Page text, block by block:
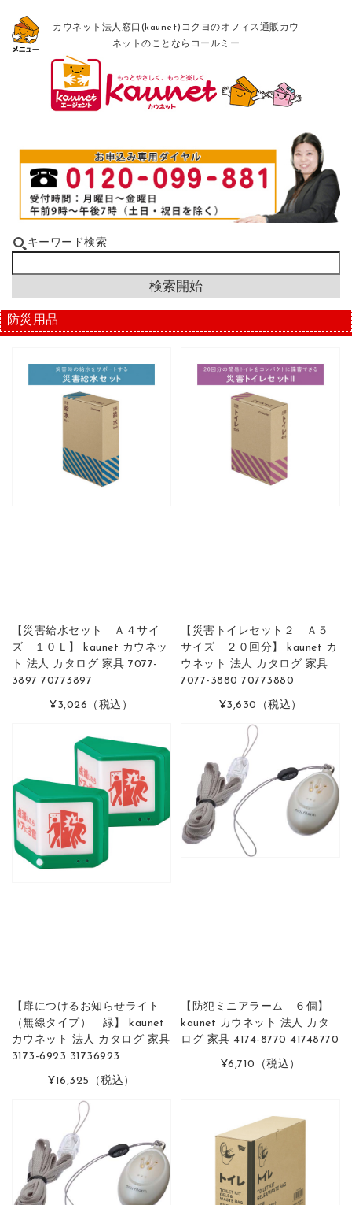
カウネット法人窓口(kaunet)コクヨのオフィス通販カウ
ネットのことならコールミー
キーワード検索
防災用品
【災害給水セット Ａ４サイ
ズ １０Ｌ】 kaunet カウネッ
ト 法人 カタログ 家具 7077-
3897 70773897
¥3,026 （税込）
【災害トイレセット２ Ａ５
サイズ ２０回分】 kaunet カ
ウネット 法人 カタログ 家具
7077-3880 70773880
¥3,630 （税込）
【扉につけるお知らせライト
（無線タイプ） 緑】 kaunet
カウネット 法人 カタログ 家具
3173-6923 31736923
¥16,325 （税込）
【防犯ミニアラーム ６個】
kaunet カウネット 法人 カタ
ログ 家具 4174-8770 41748770
¥6,710 （税込）